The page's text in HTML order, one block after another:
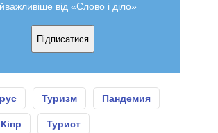
від «Слово і діло»
Підписатися
Туризм Пандемия
Кіпр Турист